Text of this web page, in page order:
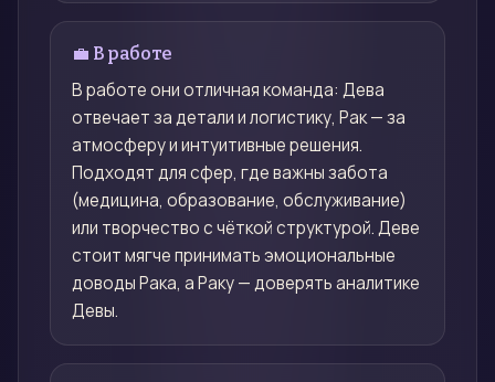
💼 В работе
В работе они отличная команда: Дева
отвечает за детали и логистику, Рак — за
атмосферу и интуитивные решения.
Подходят для сфер, где важны забота
(медицина, образование, обслуживание)
или творчество с чёткой структурой. Деве
стоит мягче принимать эмоциональные
доводы Рака, а Раку — доверять аналитике
Девы.